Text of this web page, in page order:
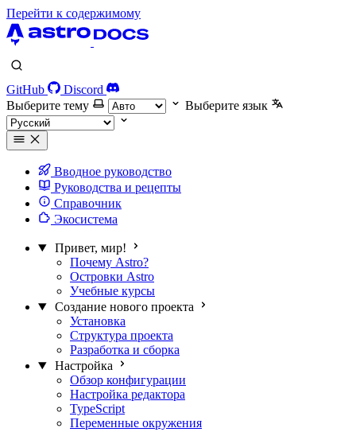
Перейти к содержимому
GitHub
Discord
Выберите тему
Выберите язык
Вводное руководство
Руководства и рецепты
Справочник
Экосистема
Привет, мир!
Почему Astro?
Островки Astro
Учебные курсы
Создание нового проекта
Установка
Структура проекта
Разработка и сборка
Настройка
Обзор конфигурации
Настройка редактора
TypeScript
Переменные окружения